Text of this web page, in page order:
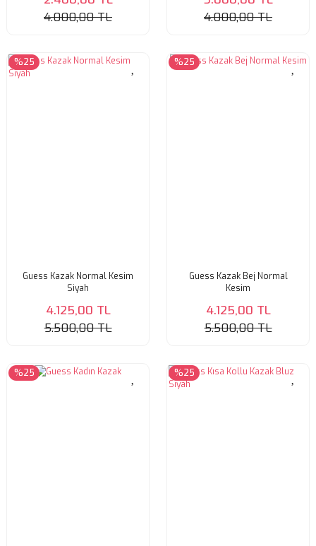
4.000,00 TL
4.000,00 TL
%25
Guess Kazak Normal Kesim
Siyah
4.125,00 TL
5.500,00 TL
%25
Guess Kazak Bej Normal
Kesim
4.125,00 TL
5.500,00 TL
%25 %25